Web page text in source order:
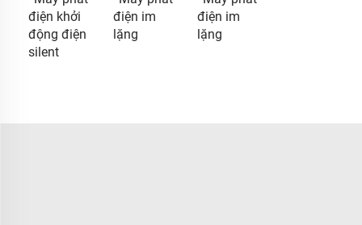
điện khởi
động điện
silent
điện im
lặng
điện im
lặng